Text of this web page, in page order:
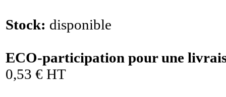
Stock: disponible
ECO-participation pour une
0,53 € HT